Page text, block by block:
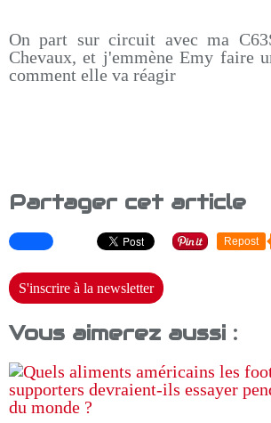
On part sur circuit avec ma
Chevaux, et j'emmène Emy faire
comment elle va réagir
Partager cet article
Repost
S'inscrire à la newsletter
Vous aimerez aussi :